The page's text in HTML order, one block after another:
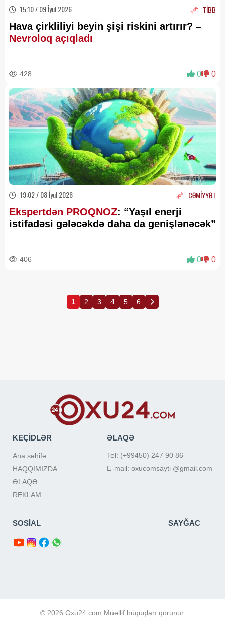
15:10 / 09 İyul 2026 TİBB
Hava çirkliliyi beyin şişi riskini artırır? –
Nevroloq açıqladı
428 0 0
19:02 / 08 İyul 2026 CƏMİYYƏT
Ekspertdən PROQNOZ: “Yaşıl enerji
istifadəsi gələcəkdə daha da genişlənəcək”
406 0 0
1 2 3 4 5 6
KEÇİDLƏR
Ana səhifə
HAQQIMIZDA
ƏLAQƏ
REKLAM
ƏLAQƏ
Tel: (+99450) 247 90 86
E-mail: oxucomsayti @gmail.com
SOSİAL SAYĞAC
© 2026 Oxu24.com Müəllif hüquqları qorunur.